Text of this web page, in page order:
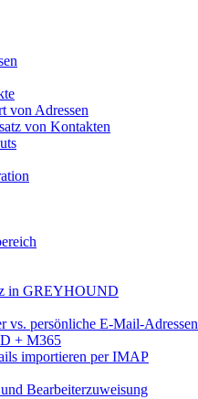
von Adressen
von Kontakten
in GREYHOUND
vs. persönliche E-Mail-Adressen
+ M365
importieren per IMAP
Bearbeiterzuweisung